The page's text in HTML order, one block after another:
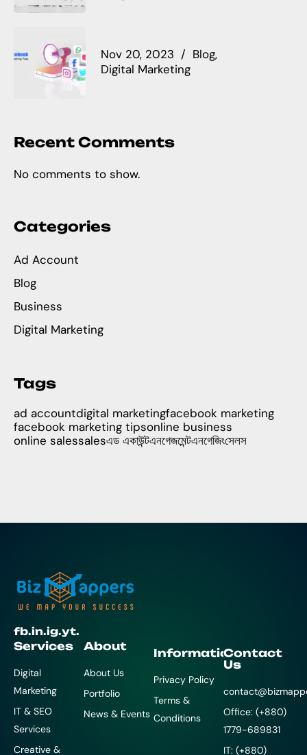
Nov 20, 2023
Blog
Digital Marketing
Recent Comments
No comments to show.
Categories
Ad Account
Blog
Business
Digital Marketing
Tags
ad accountdigital marketingfacebook marketing
facebook marketing tipsonline business
online salessalesএড একাউন্টএনগেজমেন্টএনগেজিংসেলস
fb.in.ig.yt.
Services
Digital
Marketing
IT & SEO
Services
Creative &
About
About Us
Portfolio
News & Events
Information
Privacy Policy
Terms &
Conditions
Contact
Us
Office: (+880)
1779-689831
IT: (+880)